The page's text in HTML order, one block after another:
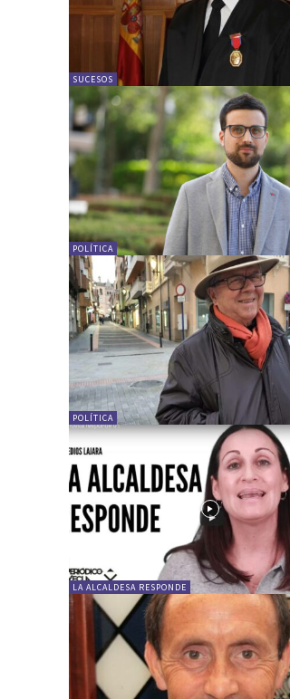
SUCESOS
POLÍTICA
POLÍTICA
LA ALCALDESA RESPONDE